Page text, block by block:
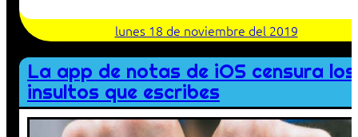
lunes 18 de noviembre del 2019
La app de notas de iOS censura los
insultos que escribes